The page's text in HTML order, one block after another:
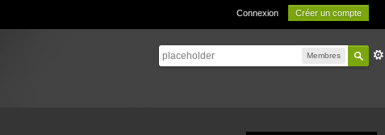
Connexion Créer un compte
Membres